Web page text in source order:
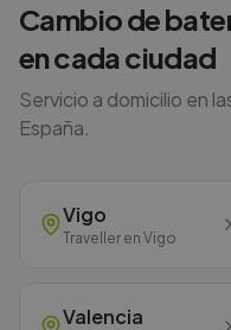
Cambio de
en cada ciudad
Servicio a domicilio en
España.
Vigo
Traveller en Vigo
Valencia